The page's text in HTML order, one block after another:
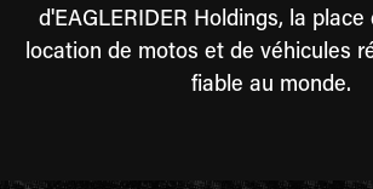
d'EAGLERIDER Holdings, la place
location de motos et de véhicules
fiable au monde.